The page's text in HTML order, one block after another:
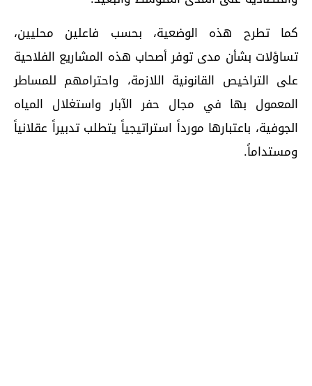
كما تطرح هذه الوضعية، بحسب فاعلين محليين،
تساؤلات بشأن مدى توفر أصحاب هذه المشاريع الفلاحية
على التراخيص القانونية اللازمة، واحترامهم للمساطر
المعمول بها في مجال حفر الآبار واستغلال المياه
الجوفية، باعتبارها مورداً استراتيجياً يتطلب تدبيراً عقلانياً
ومستداماً.